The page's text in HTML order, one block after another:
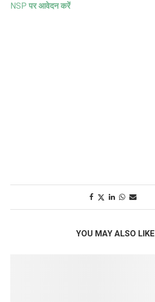
NSP पर आवेदन करें
YOU MAY ALSO LIKE